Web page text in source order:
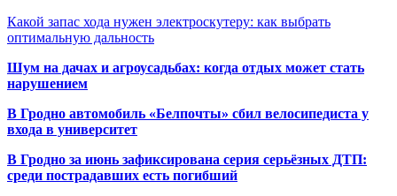
Какой запас хода нужен электроскутеру: как выбрать
оптимальную дальность
Шум на дачах и агроусадьбах: когда отдых может стать
нарушением
В Гродно автомобиль «Белпочты» сбил велосипедиста у
входа в университет
В Гродно за июнь зафиксирована серия серьёзных ДТП:
среди пострадавших есть погибший